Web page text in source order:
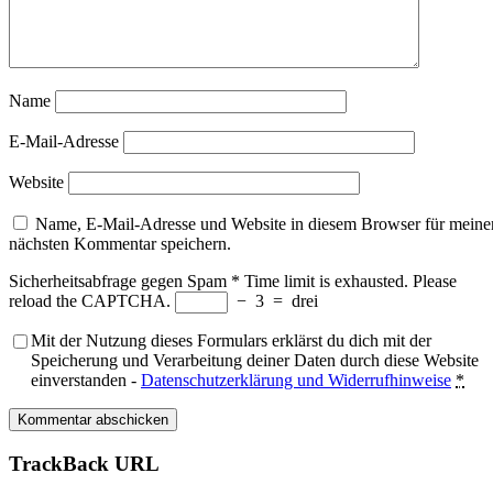
Name
E-Mail-Adresse
Website
Name, E-Mail-Adresse und Website in diesem Browser für
nächsten Kommentar speichern.
Sicherheitsabfrage gegen Spam * Time limit is exhausted. Please
reload the CAPTCHA.
− 3 = drei
Mit der Nutzung dieses Formulars erklärst du dich mit der
Speicherung und Verarbeitung deiner Daten durch diese Website
einverstanden - Datenschutzerklärung und Widerrufhinweise *
TrackBack URL